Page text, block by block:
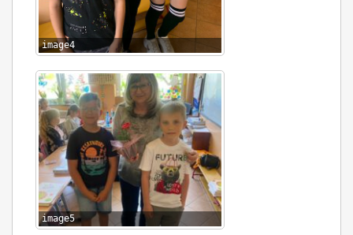
image4
image5